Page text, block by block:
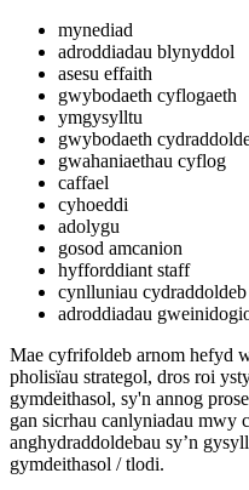
mynediad
adroddiadau blynyddol
asesu effaith
gwybodaeth cyflogaeth
ymgysylltu
gwybodaeth
gwahaniaethau cyflog
caffael
cyhoeddi
adolygu
gosod amcanion
hyfforddiant staff
cynlluniau cydraddoldeb
adroddiadau
Mae cyfrifoldeb arnom hefyd
pholisïau strategol, dros roi
gymdeithasol, sy'n annog
gan sicrhau canlyniadau mwy
anghydraddoldebau sy’n
gymdeithasol / tlodi.